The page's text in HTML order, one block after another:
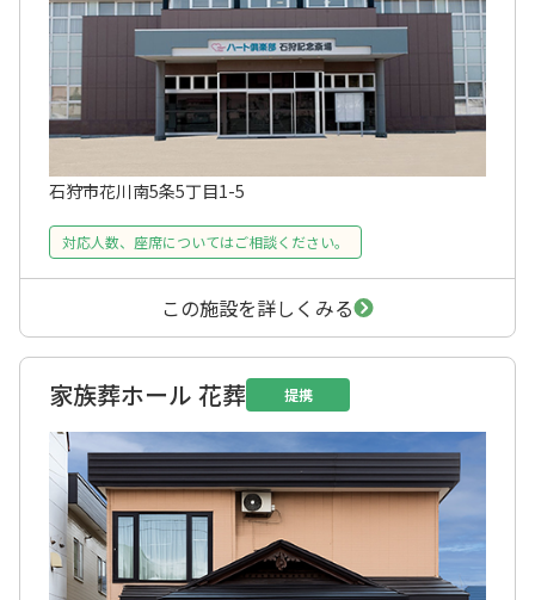
石狩市花川南5条5丁目1-5
対応人数、座席についてはご相談ください。
この施設を詳しくみる
家族葬ホール 花葬 提携